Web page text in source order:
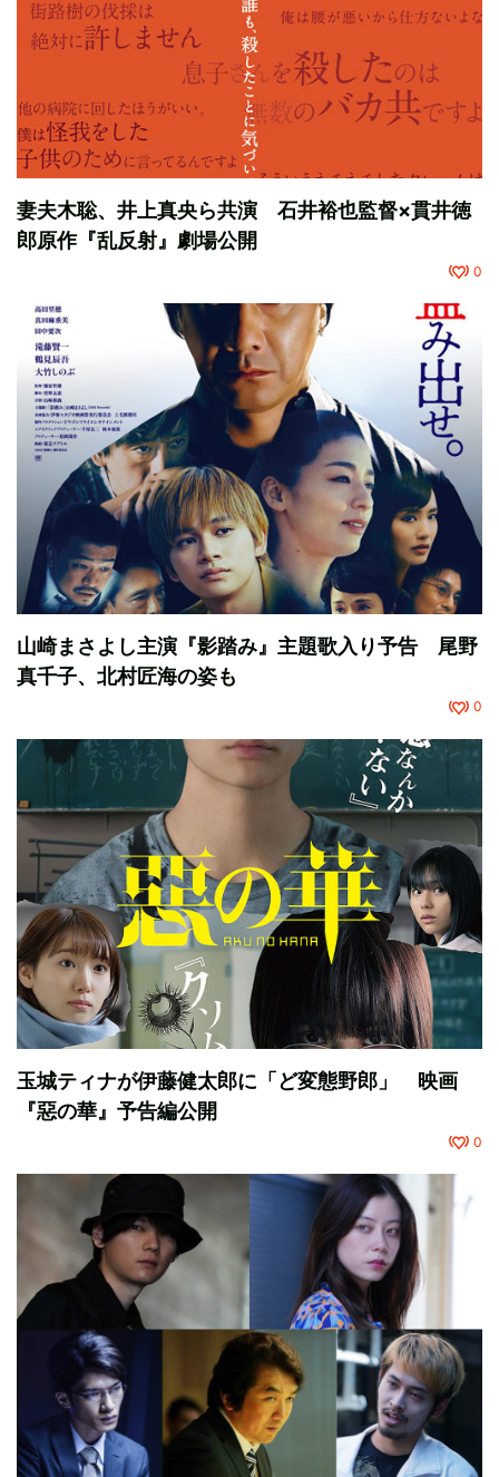
妻夫木聡、井上真央ら共演 石井裕也監督×貫井徳
郎原作『乱反射』劇場公開
0
山崎まさよし主演『影踏み』主題歌入り予告 尾野
真千子、北村匠海の姿も
0
玉城ティナが伊藤健太郎に「ど変態野郎」 映画
『惡の華』予告編公開
0